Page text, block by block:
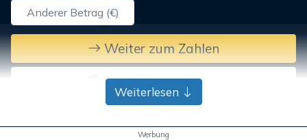
Weiter zum Zahlen
Bank-Überweisung
Weiterlesen
Werbung